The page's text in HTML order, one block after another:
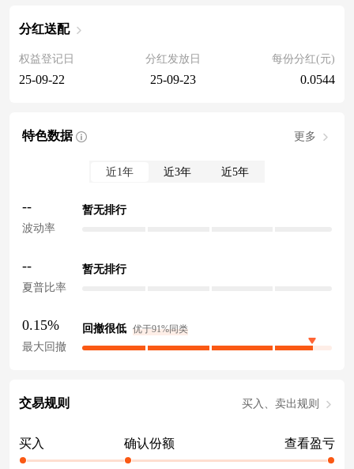
分红送配
权益登记日
25-09-22
分红发放日
25-09-23
每份分红(元)
0.0544
特色数据 更多
近1年 近3年 近5年
--
波动率
暂无排行
--
夏普比率
暂无排行
0.15%
最大回撤
回撤很低 优于91%同类
交易规则 买入、卖出规则
买入 确认份额 查看盈亏